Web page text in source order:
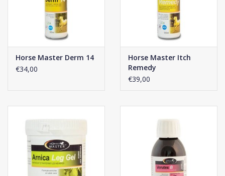
Kenniscentrum
Horse Master Derm 14
€34,00
Horse Master Itch
Remedy
€39,00